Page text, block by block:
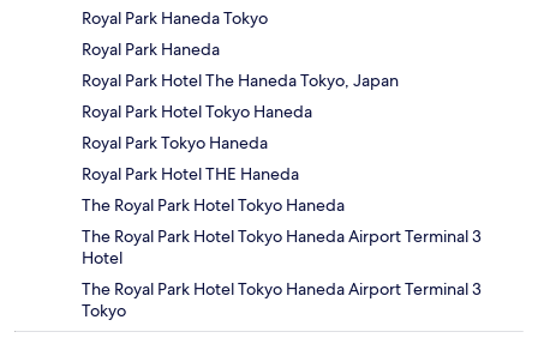
Royal Park Haneda Tokyo
Royal Park Haneda
Royal Park Hotel The Haneda Tokyo, Japan
Royal Park Hotel Tokyo Haneda
Royal Park Tokyo Haneda
Royal Park Hotel THE Haneda
The Royal Park Hotel Tokyo Haneda
The Royal Park Hotel Tokyo Haneda Airport Terminal 3
Hotel
The Royal Park Hotel Tokyo Haneda Airport Terminal 3
Tokyo